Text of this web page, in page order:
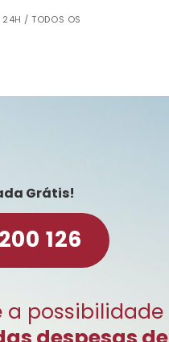
24H / TODOS OS
Grátis!
126
a possibilidade